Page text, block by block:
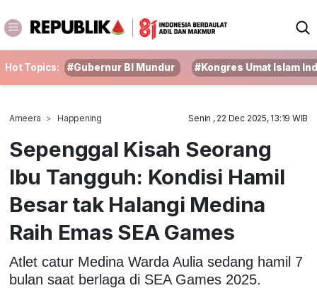
Hot Topics: #Gubernur BI Mundur #Kongres Umat Islam
Ameera Happening Senin , 22 Dec 2025, 13:19 WIB
Sepenggal Kisah Seorang
Ibu Tangguh: Kondisi Hamil
Besar tak Halangi Medina
Raih Emas SEA Games
Atlet catur Medina Warda Aulia sedang hamil 7
bulan saat berlaga di SEA Games 2025.